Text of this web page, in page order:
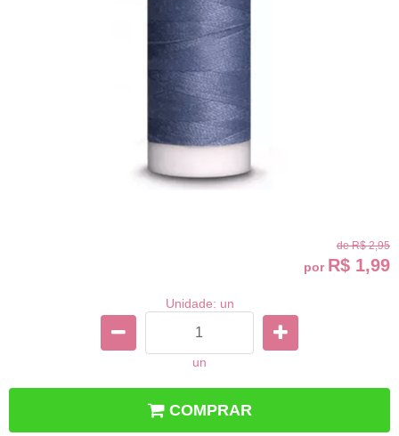
de R$ 2,95
por R$ 1,99
Unidade: un
un
COMPRAR